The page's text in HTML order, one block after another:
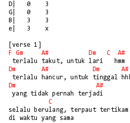
D|   0    3
G|   0    3
B|   3    3
e|   3    x
F
Gm A# Dm C
A#
Dm
A# Dm
A#
Dm
A#
yang tidak pernah terjadi
C
selalu berulang, terpaut tertikam
di waktu yang sama